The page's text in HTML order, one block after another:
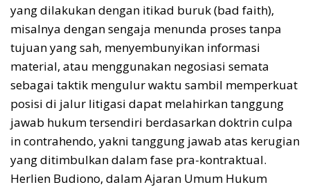
yang dilakukan dengan itikad buruk (bad faith),
misalnya dengan sengaja menunda proses tanpa
tujuan yang sah, menyembunyikan informasi
material, atau menggunakan negosiasi semata
sebagai taktik mengulur waktu sambil memperkuat
posisi di jalur litigasi dapat melahirkan tanggung
jawab hukum tersendiri berdasarkan doktrin culpa
in contrahendo, yakni tanggung jawab atas kerugian
yang ditimbulkan dalam fase pra-kontraktual.
Herlien Budiono, dalam Ajaran Umum Hukum